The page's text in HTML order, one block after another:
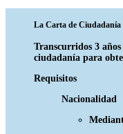
La Carta de Ciudadanía
Transcurridos 3
ciudadanía para
Requisitos
Nacionalidad